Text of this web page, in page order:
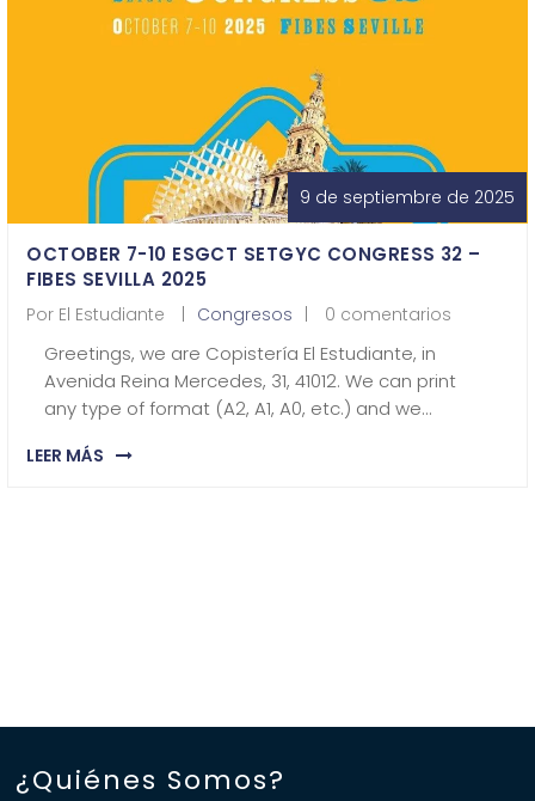
0,00€
9 de septiembre de 2025
OCTOBER 7-10 ESGCT SETGYC CONGRESS 32 –
FIBES SEVILLA 2025
Por El Estudiante Congresos 0 comentarios
Greetings, we are Copistería El Estudiante, in
Avenida Reina Mercedes, 31, 41012. We can print
any type of format (A2, A1, A0, etc.) and we…
LEER MÁS
¿Quiénes Somos?